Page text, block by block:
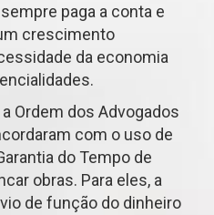
paga a conta e
crescimento
da economia
Ordem dos Advogados
com o uso de
do Tempo de
obras. Para eles, a
de função do dinheiro